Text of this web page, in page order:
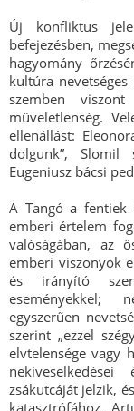
Új konfliktus
befejezésben,
hagyomány
kultúra
szemben
műveletlenség.
ellenállást:
dolgunk”,
Eugeniusz bácsi
A Tangó a fentiek
emberi értelem
valóságában, az
emberi viszonyok
és irányító
eseményekkel;
egyszerűen
szerint „ezzel
elvtelensége vagy
zsákutcáját jelzik,
katasztrófához.